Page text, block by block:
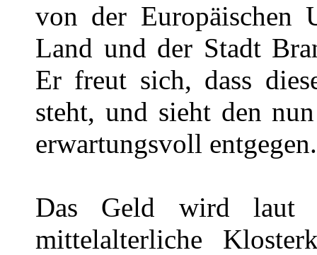
von der Europäischen
Land und der Stadt
Er freut sich, dass
steht, und sieht den
erwartungsvoll entgegen.
Das Geld wird laut
mittelalterliche